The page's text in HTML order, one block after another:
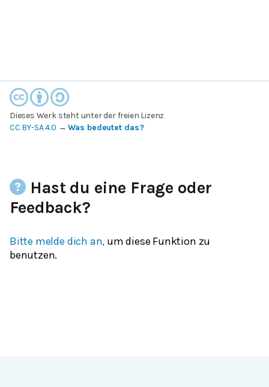
Dieses Werk steht unter der freien Lizenz
CC BY-SA 4.0 →Was bedeutet das?
Hast du eine Frage oder
Feedback?
Bitte melde dich an, um diese Funktion zu
benutzen.